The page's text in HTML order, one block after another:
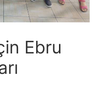
Ebru